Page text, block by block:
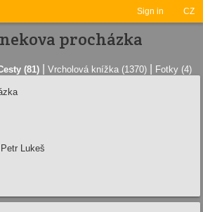
Sign in CZ
procházka
(81) Vrcholová knížka (1370) Fotky (4)
Lukeš